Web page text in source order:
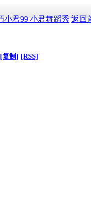
小君99 小君舞蹈秀 返回
[复制] [RSS]